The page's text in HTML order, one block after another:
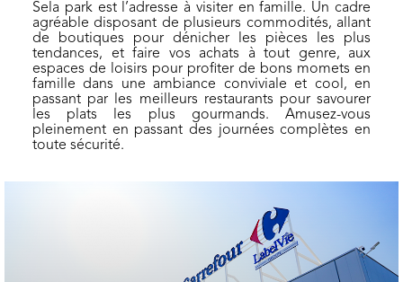
disposition Sanitaires
Pour un
shopping
en toute
sérénité,
votre
disposition
des
toilettes
propres et
Sela park est l’adresse à visiter en famille. Un cadre
agréable disposant de plusieurs commodités, allant
de boutiques pour dénicher les pièces les plus
tendances, et faire vos achats à tout genre, aux
espaces de loisirs pour profiter de bons momets en
famille dans une ambiance conviviale et cool, en
passant par les meilleurs restaurants pour savourer
les plats les plus gourmands. Amusez-vous
pleinement en passant des journées complètes en
toute sécurité.